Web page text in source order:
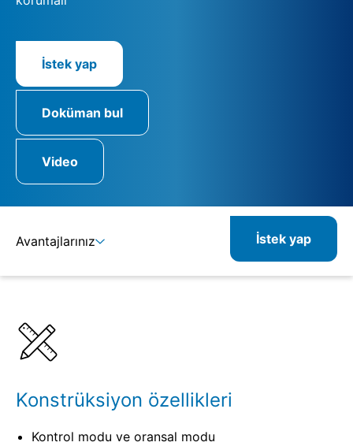
İstek yap
Doküman bul
Video
Avantajlarınız İstek yap
Konstrüksiyon özellikleri
Kontrol modu ve oransal modu